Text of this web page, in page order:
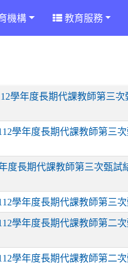
機構 教育服務
學年度長期代課教師第三
學年度長期代課教師第三
度長期代課教師第三次甄試
學年度長期代課教師第三
學年度長期代課教師第二
學年度長期代課教師第二